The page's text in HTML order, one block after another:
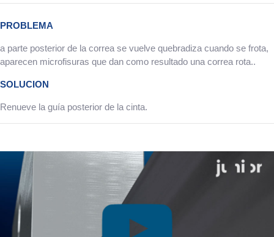
PROBLEMA
a parte posterior de la correa se vuelve quebradiza cuando se frota,
aparecen microfisuras que dan como resultado una correa rota..
SOLUCION
Renueve la guía posterior de la cinta.